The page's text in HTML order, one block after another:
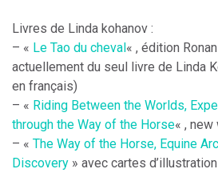
Livres de Linda kohanov :
– « Le Tao du cheval« , édition
actuellement du seul livre de Linda
en français)
– « Riding Between the Worlds,
through the Way of the Horse« ,
– « The Way of the Horse, Equine
Discovery » avec cartes